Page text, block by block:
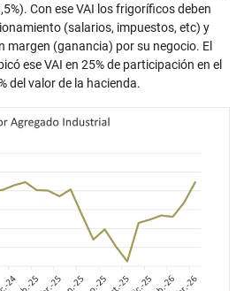
Con ese VAI los frigoríficos deben
(salarios, impuestos, etc) y
margen (ganancia) por su negocio. El
ese VAI en 25% de participación en el
del valor de la hacienda.